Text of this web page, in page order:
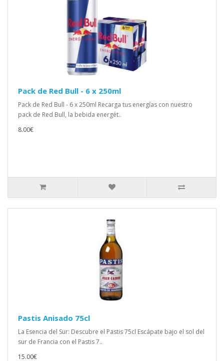
Pack de Red Bull - 6 x 250ml
Pack de Red Bull - 6 x 250ml Recarga tus energías con nuestro
pack de Red Bull, la bebida energét..
8.00€
Pastis Anisado 75cl
La Esencia del Sur: Descubre el Pastis 75cl Escápate bajo el sol del
sur de Francia con el Pastis 7..
15.00€